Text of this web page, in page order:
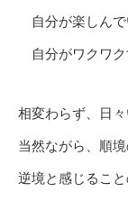
自分が楽しんで
自分がワクワク
相変わらず、日々
当然ながら、順
逆境と感じるこ